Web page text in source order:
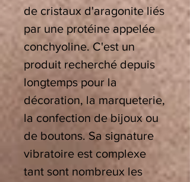
de cristaux d'aragonite liés
par une protéine appelée
conchyoline. C'est un
produit recherché depuis
longtemps pour la
décoration, la marqueterie,
la confection de bijoux ou
de boutons. Sa signature
vibratoire est complexe
tant sont nombreux les